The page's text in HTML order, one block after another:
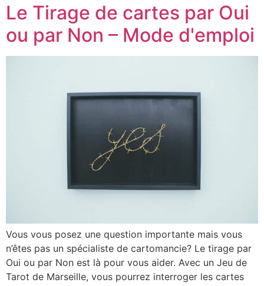
Le Tirage de cartes par Oui
ou par Non – Mode d'emploi
Vous vous posez une question importante mais vous
n’êtes pas un spécialiste de cartomancie? Le tirage par
Oui ou par Non est là pour vous aider. Avec un Jeu de
Tarot de Marseille, vous pourrez interroger les cartes